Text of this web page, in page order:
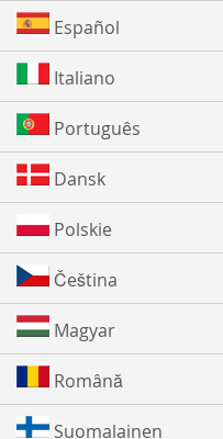
Español
Italiano
Português
Dansk
Polskie
Čeština
Magyar
Română
Suomalainen